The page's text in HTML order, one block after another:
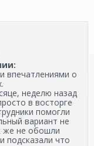
впечатлениями о
неделю назад
в восторге
помогли
вариант не
же не обошли
подсказали что